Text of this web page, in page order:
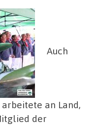
Auch
an Land,
der